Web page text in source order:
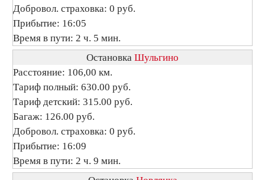
Добровол. страховка: 0 руб.
Прибытие: 16:05
Время в пути: 2 ч. 5 мин.
Остановка Шульгино
Расстояние: 106,00 км.
Тариф полный: 630.00 руб.
Тариф детский: 315.00 руб.
Багаж: 126.00 руб.
Добровол. страховка: 0 руб.
Прибытие: 16:09
Время в пути: 2 ч. 9 мин.